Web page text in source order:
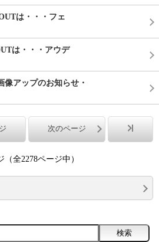
は・・・フェ
は・・・アウデ
アップのお知らせ・
次のページ
（全2278ページ中）